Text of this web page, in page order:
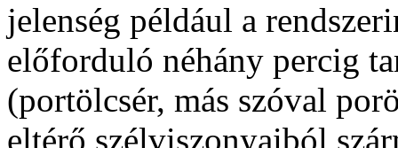
jelenség például a
előforduló néhány percig
(portölcsér, más szóval
eltérő szélviszonyaiból